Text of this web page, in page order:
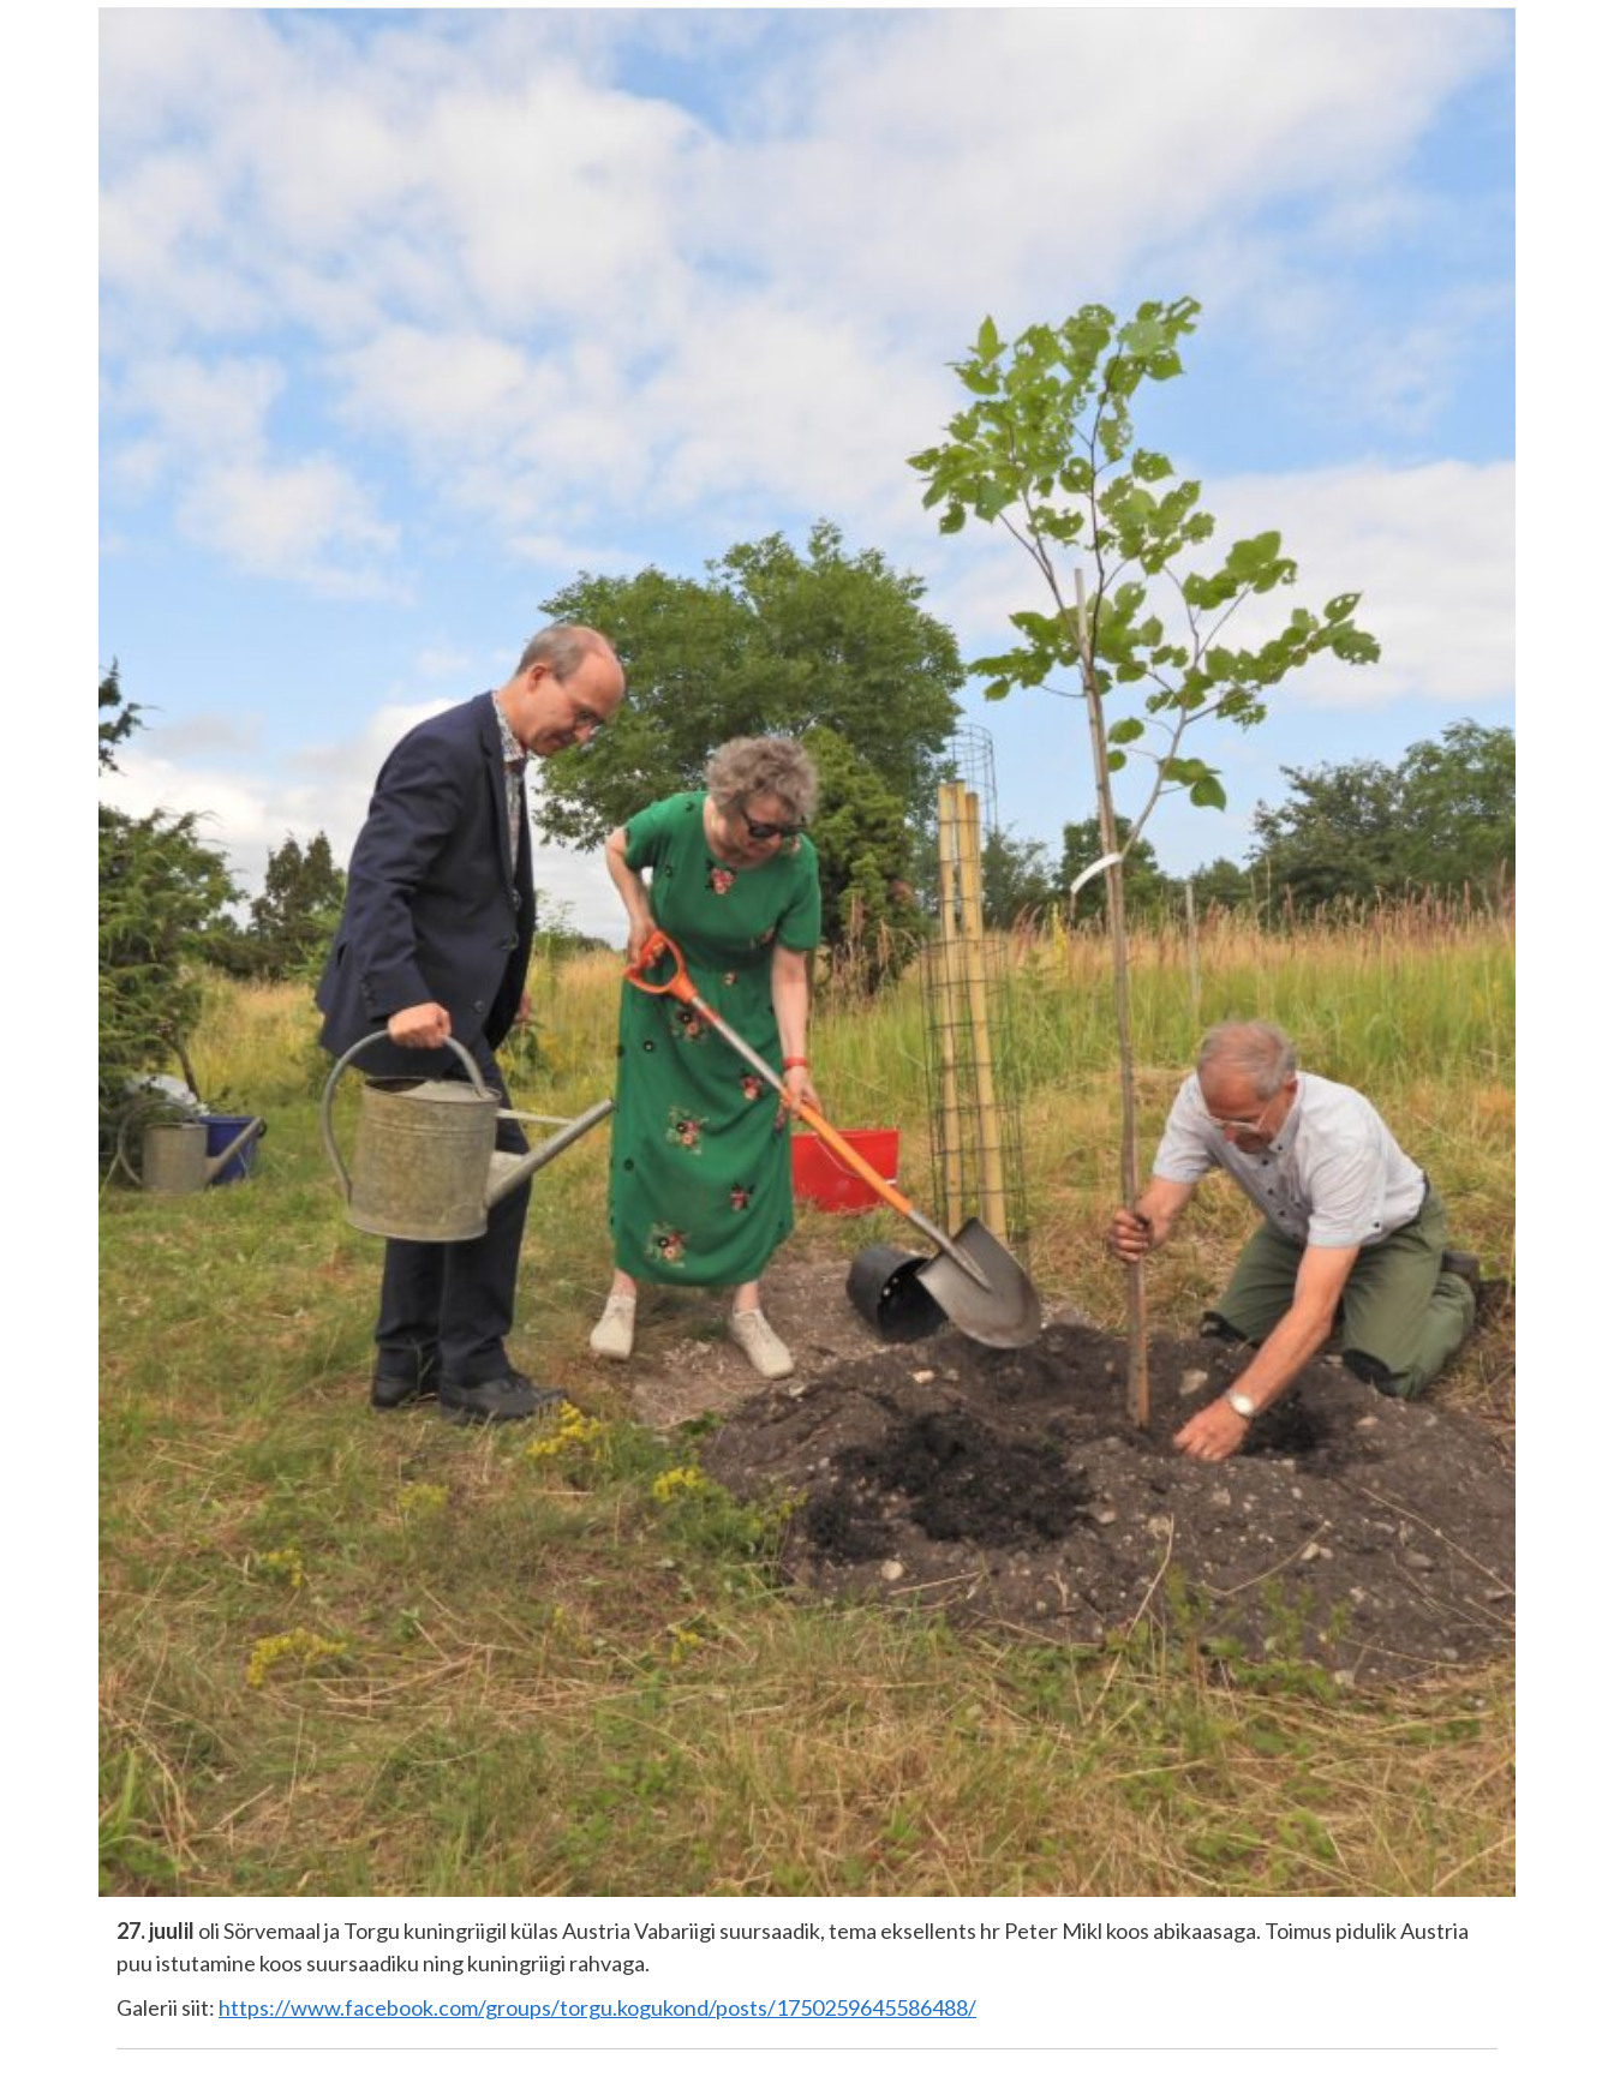
27. juulil oli Sörvemaal ja Torgu kuningriigil külas Austria Vabariigi suursaadik, tema eksellents hr Peter Mikl koos abikaasaga. Toimus pidulik Austria
puu istutamine koos suursaadiku ning kuningriigi rahvaga.
Galerii siit: https://www.facebook.com/groups/torgu.kogukond/posts/1750259645586488/